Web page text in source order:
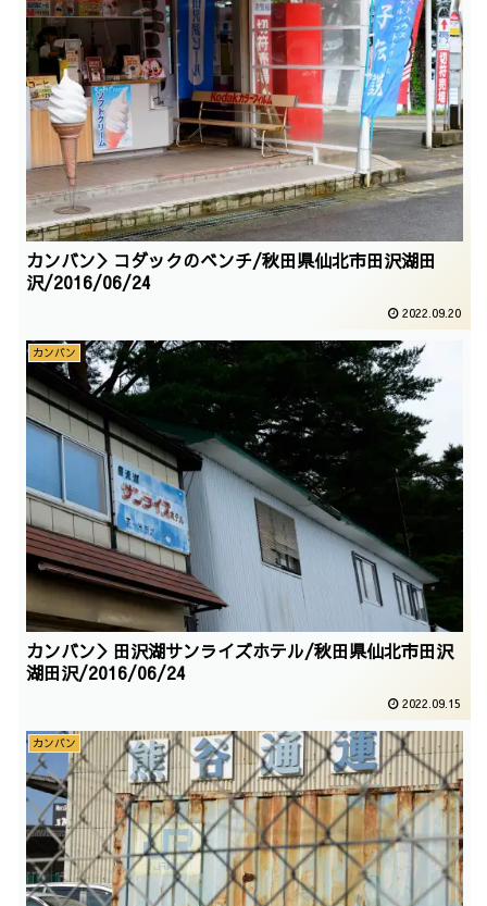
カンバン＞コダックのベンチ/秋田県仙北市田沢湖田
沢/2016/06/24
2022.09.20
カンバン
カンバン＞田沢湖サンライズホテル/秋田県仙北市田沢
湖田沢/2016/06/24
2022.09.15
カンバン